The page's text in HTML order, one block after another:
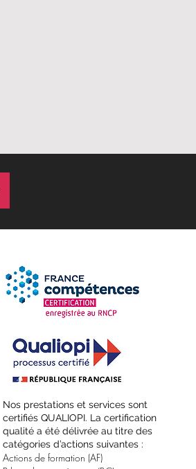
​Nos prestations et services sont
certifiés QUALIOPI. La certification
qualité a été délivrée au titre des
catégories d’actions suivantes :
Actions de formation (AF)